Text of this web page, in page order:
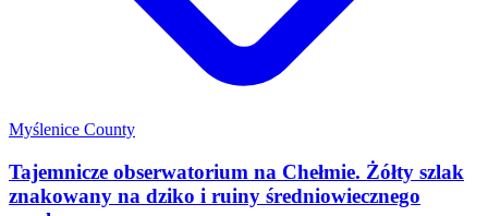
Myślenice County
Tajemnicze obserwatorium na Chełmie. Żółty szlak
znakowany na dziko i ruiny średniowiecznego